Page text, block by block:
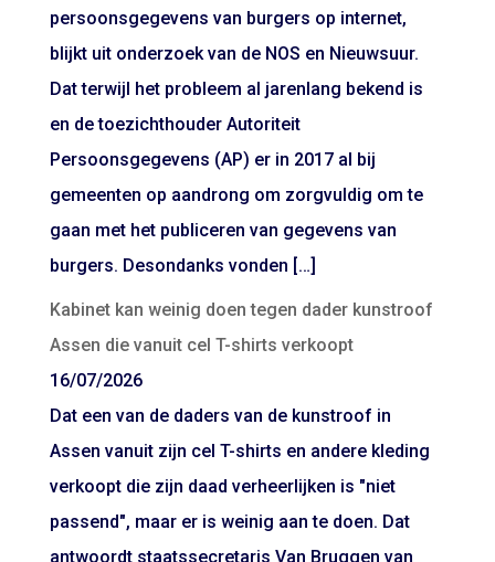
persoonsgegevens van burgers op internet,
blijkt uit onderzoek van de NOS en Nieuwsuur.
Dat terwijl het probleem al jarenlang bekend is
en de toezichthouder Autoriteit
Persoonsgegevens (AP) er in 2017 al bij
gemeenten op aandrong om zorgvuldig om te
gaan met het publiceren van gegevens van
burgers. Desondanks vonden […]
Kabinet kan weinig doen tegen dader kunstroof
Assen die vanuit cel T-shirts verkoopt
16/07/2026
Dat een van de daders van de kunstroof in
Assen vanuit zijn cel T-shirts en andere kleding
verkoopt die zijn daad verheerlijken is "niet
passend", maar er is weinig aan te doen. Dat
antwoordt staatssecretaris Van Bruggen van